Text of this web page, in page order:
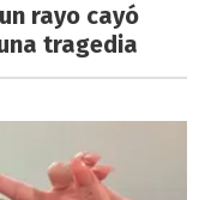
rayo cayó
tragedia